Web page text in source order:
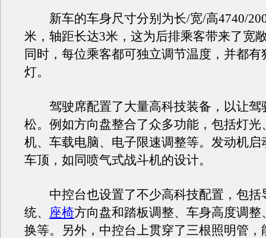
新车的车身尺寸分别为长/宽/高4740/
米，轴距长达3米，这为后排乘客带来了宽
同时，每位乘客都可独立调节温度，并都有
灯。
驾驶席配置了大量高科技装备，以让驾
松。例如方向盘整合了众多功能，包括灯光
机、车载电脑、电子限速调整等。发动机启
车顶，如同喷气式战斗机的设计。
中控台也设置了不少高科技配置，包括
统、 座椅方向盘和踏板调整、车身高度调整
换等。另外，中控台上贯穿了三根照明管，